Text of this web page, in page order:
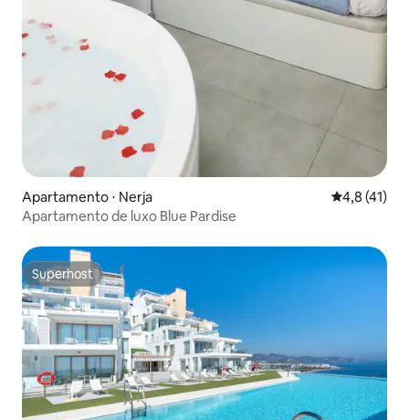
Apartamento ⋅ Nerja 4,8 de uma
4,8 (41)
Apartamento de luxo Blue Pardise
Superhost
Superhost